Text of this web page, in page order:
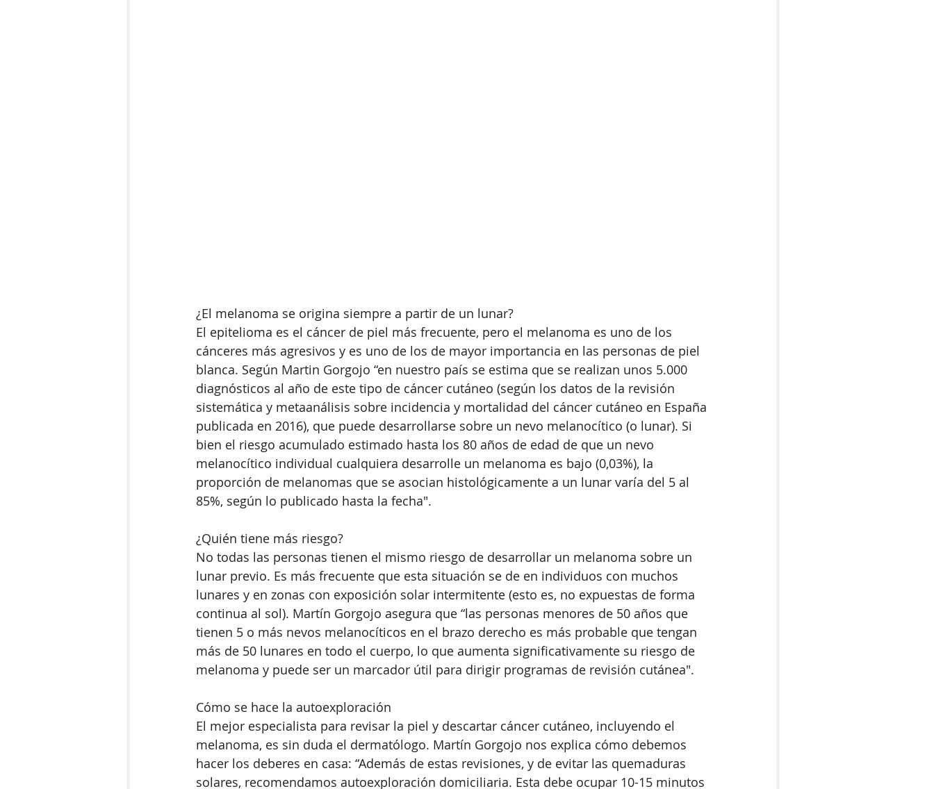
¿El melanoma se origina siempre a partir de un lunar?
El epitelioma es el cáncer de piel más frecuente, pero el melanoma es uno de los
cánceres más agresivos y es uno de los de mayor importancia en las personas de piel
blanca. Según Martin Gorgojo “en nuestro país se estima que se realizan unos 5.000
diagnósticos al año de este tipo de cáncer cutáneo (según los datos de la revisión
sistemática y metaanálisis sobre incidencia y mortalidad del cáncer cutáneo en España
publicada en 2016), que puede desarrollarse sobre un nevo melanocítico (o lunar). Si
bien el riesgo acumulado estimado hasta los 80 años de edad de que un nevo
melanocítico individual cualquiera desarrolle un melanoma es bajo (0,03%), la
proporción de melanomas que se asocian histológicamente a un lunar varía del 5 al
85%, según lo publicado hasta la fecha".
¿Quién tiene más riesgo?
No todas las personas tienen el mismo riesgo de desarrollar un melanoma sobre un
lunar previo. Es más frecuente que esta situación se de en individuos con muchos
lunares y en zonas con exposición solar intermitente (esto es, no expuestas de forma
continua al sol). Martín Gorgojo asegura que “las personas menores de 50 años que
tienen 5 o más nevos melanocíticos en el brazo derecho es más probable que tengan
más de 50 lunares en todo el cuerpo, lo que aumenta significativamente su riesgo de
melanoma y puede ser un marcador útil para dirigir programas de revisión cutánea".
Cómo se hace la autoexploración
El mejor especialista para revisar la piel y descartar cáncer cutáneo, incluyendo el
melanoma, es sin duda el dermatólogo. Martín Gorgojo nos explica cómo debemos
hacer los deberes en casa: “Además de estas revisiones, y de evitar las quemaduras
solares, recomendamos autoexploración domiciliaria. Esta debe ocupar 10-15 minutos